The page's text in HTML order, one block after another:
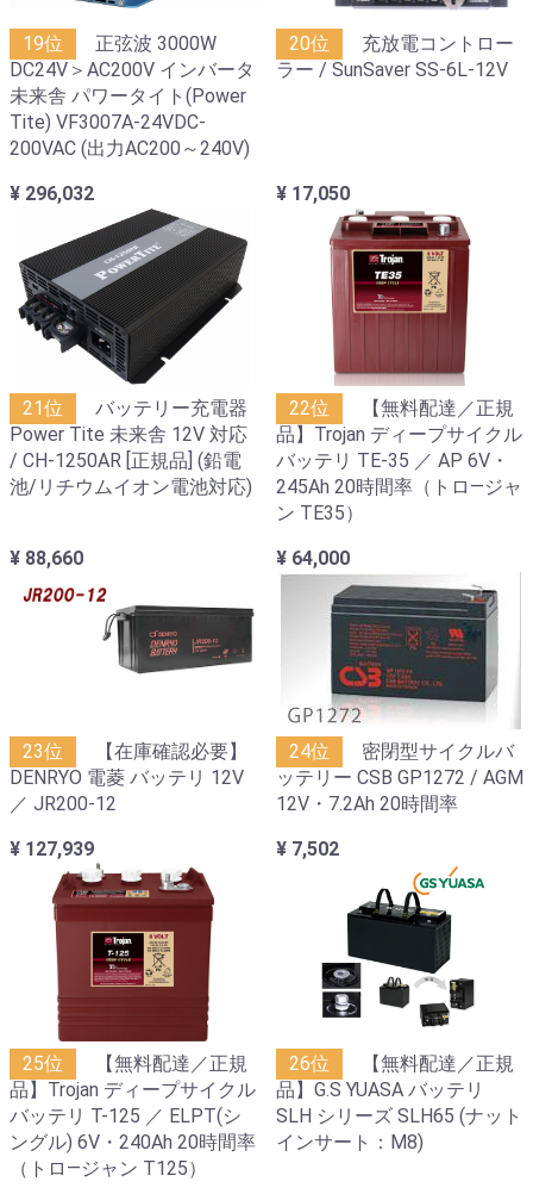
19位
正弦波 3000W
DC24V＞AC200V インバータ
未来舎 パワータイト(Power
Tite) VF3007A-24VDC-
200VAC (出力AC200～240V)
¥ 296,032
20位
充放電コントロー
ラー / SunSaver SS-6L-12V
¥ 17,050
21位
バッテリー充電器
Power Tite 未来舎 12V 対応
/ CH-1250AR [正規品] (鉛電
池/リチウムイオン電池対応)
¥ 88,660
22位
【無料配達／正規
品】Trojan ディープサイクル
バッテリ TE-35 ／ AP 6V・
245Ah 20時間率（トロ―ジャ
ン TE35）
¥ 64,000
23位
【在庫確認必要】
DENRYO 電菱 バッテリ 12V
／ JR200-12
¥ 127,939
24位
密閉型サイクルバ
ッテリー CSB GP1272 / AGM
12V・7.2Ah 20時間率
¥ 7,502
25位
【無料配達／正規
品】Trojan ディープサイクル
バッテリ T-125 ／ ELPT(シ
ングル) 6V・240Ah 20時間率
（トロ―ジャン T125）
26位
【無料配達／正規
品】G.S YUASA バッテリ
SLH シリーズ SLH65 (ナット
インサート：M8)